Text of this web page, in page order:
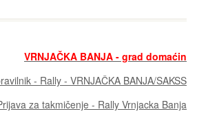
VRNJAČKA BANJA - grad domaćin
- Rally - VRNJAČKA BANJA/SAKSS
za takmičenje - Rally Vrnjacka Banja